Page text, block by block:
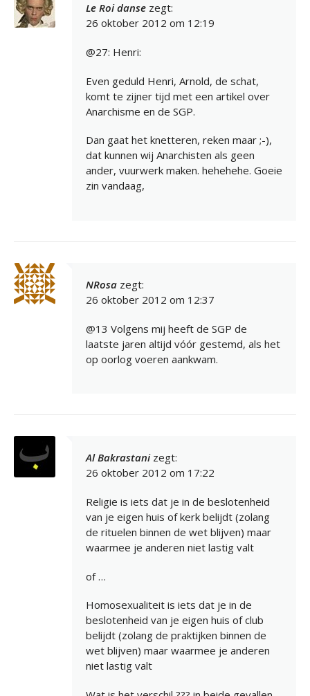
Le Roi danse zegt:
26 oktober 2012 om 12:19
@27: Henri:
Even geduld Henri, Arnold, de schat,
komt te zijner tijd met een artikel over
Anarchisme en de SGP.
Dan gaat het knetteren, reken maar ;-),
dat kunnen wij Anarchisten als geen
ander, vuurwerk maken. hehehehe. Goeie
zin vandaag,
NRosa zegt:
26 oktober 2012 om 12:37
@13 Volgens mij heeft de SGP de
laatste jaren altijd vóór gestemd, als het
op oorlog voeren aankwam.
Al Bakrastani zegt:
26 oktober 2012 om 17:22
Religie is iets dat je in de beslotenheid
van je eigen huis of kerk belijdt (zolang
de rituelen binnen de wet blijven) maar
waarmee je anderen niet lastig valt
of …
Homosexualiteit is iets dat je in de
beslotenheid van je eigen huis of club
belijdt (zolang de praktijken binnen de
wet blijven) maar waarmee je anderen
niet lastig valt